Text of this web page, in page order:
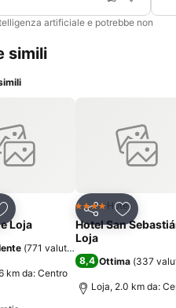
artificiale e potrebbe non
simili
ai preferiti
Loja
(771 valutazioni
km da: Centro
Condividi
4 StelleHotel
Hotel San
Loja
8,4 Ottima (337
Loja, 2.0 km da: